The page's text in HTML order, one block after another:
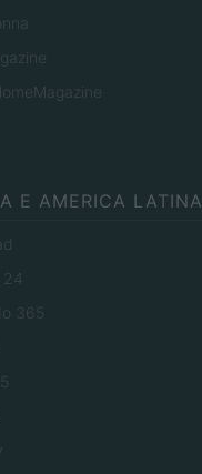
E AMERICA LATINA
24
365